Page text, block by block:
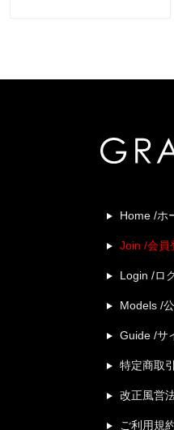
Home /ホ
Join /会員
Login /ロ
Models /
Guide /サ
特定商取
改正風営
ご利用規